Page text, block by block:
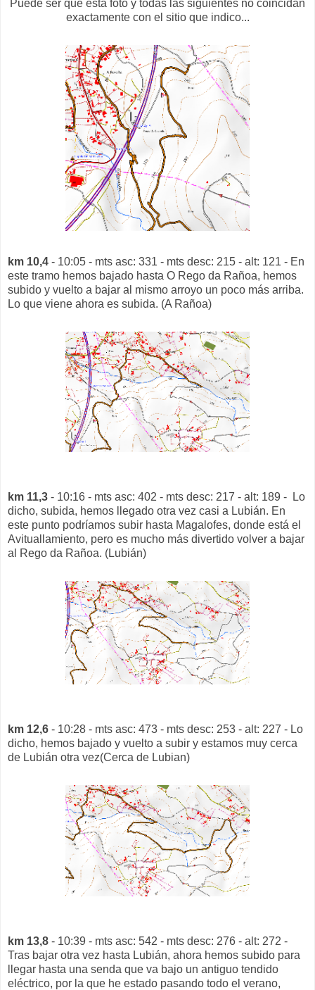
Puede ser que esta foto y todas las siguientes no coincidan
exactamente con el sitio que indico...
km 10,4 - 10:05 - mts asc: 331 - mts desc: 215 - alt: 121 - En
este tramo hemos bajado hasta O Rego da Rañoa, hemos
subido y vuelto a bajar al mismo arroyo un poco más arriba.
Lo que viene ahora es subida. (A Rañoa)
km 11,3 - 10:16 - mts asc: 402 - mts desc: 217 - alt: 189 - Lo
dicho, subida, hemos llegado otra vez casi a Lubián. En
este punto podríamos subir hasta Magalofes, donde está el
Avituallamiento, pero es mucho más divertido volver a bajar
al Rego da Rañoa. (Lubián)
km 12,6 - 10:28 - mts asc: 473 - mts desc: 253 - alt: 227 - Lo
dicho, hemos bajado y vuelto a subir y estamos muy cerca
de Lubián otra vez(Cerca de Lubian)
km 13,8 - 10:39 - mts asc: 542 - mts desc: 276 - alt: 272 -
Tras bajar otra vez hasta Lubián, ahora hemos subido para
llegar hasta una senda que va bajo un antiguo tendido
eléctrico, por la que he estado pasando todo el verano,